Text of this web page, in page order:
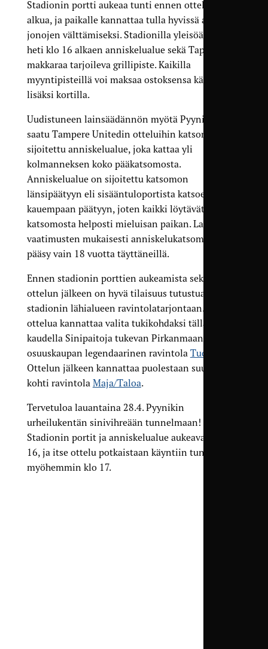
Stadionin portti aukeaa tunti ennen ottelun
alkua, ja paikalle kannattaa tulla hyvissä ajoin
jonojen välttämiseksi. Stadionilla yleisöä palvelee
heti klo 16 alkaen anniskelualue sekä Tapolan
makkaraa tarjoileva grillipiste. Kaikilla
myyntipisteillä voi maksaa ostoksensa käteisen
lisäksi kortilla.
Uudistuneen lainsäädännön myötä Pyynikille on
saatu Tampere Unitedin otteluihin katsomoon
sijoitettu anniskelualue, joka kattaa yli
kolmanneksen koko pääkatsomosta.
Anniskelualue on sijoitettu katsomon
länsipäätyyn eli sisääntuloportista katsoen
kauempaan päätyyn, joten kaikki löytävät
katsomosta helposti mieluisan paikan. Lain
vaatimusten mukaisesti anniskelukatsomoon on
pääsy vain 18 vuotta täyttäneillä.
Ennen stadionin porttien aukeamista sekä
ottelun jälkeen on hyvä tilaisuus tutustua
stadionin lähialueen ravintolatarjontaan. Ennen
ottelua kannattaa valita tukikohdaksi tälläkin
kaudella Sinipaitoja tukevan Pirkanmaan
osuuskaupan legendaarinen ravintola Tuoppi
Ottelun jälkeen kannattaa puolestaan suunnata
kohti ravintola Maja/Taloa.
Tervetuloa lauantaina 28.4. Pyynikin
urheilukentän sinivihreään tunnelmaan!
Stadionin portit ja anniskelualue aukeavat siis klo
16, ja itse ottelu potkaistaan käyntiin tuntia
myöhemmin klo 17.